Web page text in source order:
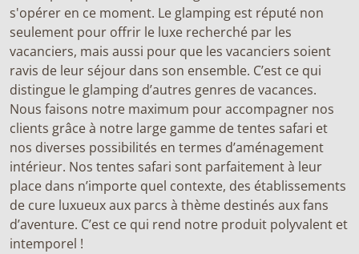
s'opérer en ce moment. Le glamping est réputé non
seulement pour offrir le luxe recherché par les
vacanciers, mais aussi pour que les vacanciers soient
ravis de leur séjour dans son ensemble. C’est ce qui
distingue le glamping d’autres genres de vacances.
Nous faisons notre maximum pour accompagner nos
clients grâce à notre large gamme de tentes safari et
nos diverses possibilités en termes d’aménagement
intérieur. Nos tentes safari sont parfaitement à leur
place dans n’importe quel contexte, des établissements
de cure luxueux aux parcs à thème destinés aux fans
d’aventure. C’est ce qui rend notre produit polyvalent et
intemporel !